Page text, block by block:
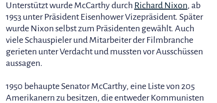
Unterstützt wurde McCarthy durch Richard Nixon, ab
1953 unter Präsident Eisenhower Vizepräsident. Später
wurde Nixon selbst zum Präsidenten gewählt. Auch
viele Schauspieler und Mitarbeiter der Filmbranche
gerieten unter Verdacht und mussten vor Ausschüssen
aussagen.
1950 behaupte Senator McCarthy, eine Liste von 205
Amerikanern zu besitzen, die entweder Kommunisten